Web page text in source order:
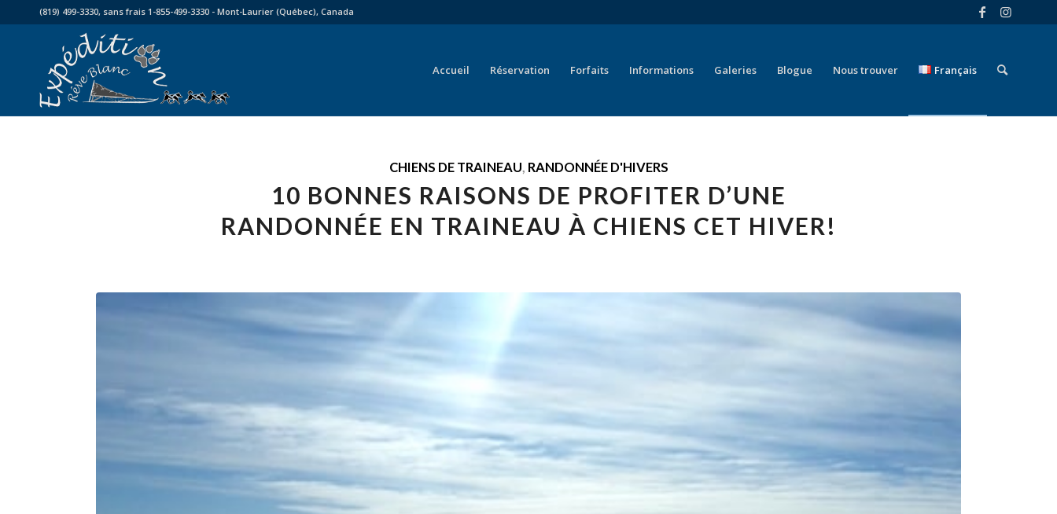
(819) 499-3330, sans frais 1-855-499-3330 - Mont-Laurier (Québec), Canada
Accueil Réservation Forfaits Informations Galeries Blogue Nous trouver Français
CHIENS DE TRAINEAU, RANDONNÉE D'HIVERS
10 BONNES RAISONS DE PROFITER D’UNE
RANDONNÉE EN TRAINEAU À CHIENS CET HIVER!